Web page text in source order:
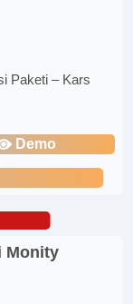
Paketi – Kars
Demo